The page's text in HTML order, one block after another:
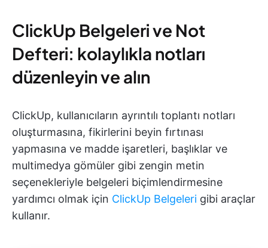
ClickUp Belgeleri ve Not
Defteri: kolaylıkla notları
düzenleyin ve alın
ClickUp, kullanıcıların ayrıntılı toplantı notları
oluşturmasına, fikirlerini beyin fırtınası
yapmasına ve madde işaretleri, başlıklar ve
multimedya gömüler gibi zengin metin
seçenekleriyle belgeleri biçimlendirmesine
yardımcı olmak için ClickUp Belgeleri gibi araçlar
kullanır.